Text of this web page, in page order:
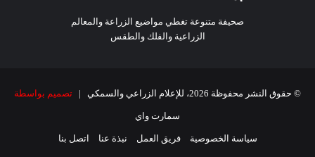
صحيفة متنوعة تغطي مواضيع الزراعة والمعالم
الزراعية والفلك والطقس
© حقوق النشر محفوظة 2026، للإعلام الزراعي والسمكي | تصميم بواسطة
سمارت واي
سياسة الخصوصية فريق العمل نبذة عنا اتصل بنا